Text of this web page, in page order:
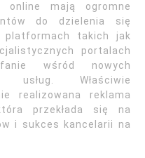
online mają ogromne
do dzielenia się
platformach takich jak
portalach
wśród nowych
usług. Właściwie
realizowana reklama
przekłada się na
i sukces kancelarii na